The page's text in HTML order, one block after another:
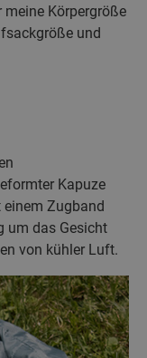
Körpergröße
und
Kapuze
Zugband
um das Gesicht
von kühler Luft.